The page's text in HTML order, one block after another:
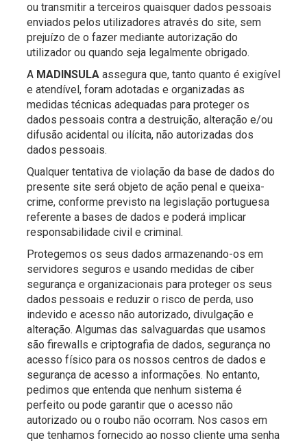
ou transmitir a terceiros quaisquer dados pessoais
enviados pelos utilizadores através do site, sem
prejuízo de o fazer mediante autorização do
utilizador ou quando seja legalmente obrigado.
A MADINSULAassegura que, tanto quanto é exigível
e atendível, foram adotadas e organizadas as
medidas técnicas adequadas para proteger os
dados pessoais contra a destruição, alteração e/ou
difusão acidental ou ilícita, não autorizadas dos
dados pessoais.
Qualquer tentativa de violação da base de dados do
presente site será objeto de ação penal e queixa-
crime, conforme previsto na legislação portuguesa
referente a bases de dados e poderá implicar
responsabilidade civil e criminal.
Protegemos os seus dados armazenando-os em
servidores seguros e usando medidas de ciber
segurança e organizacionais para proteger os seus
dados pessoais e reduzir o risco de perda, uso
indevido e acesso não autorizado, divulgação e
alteração. Algumas das salvaguardas que usamos
são firewalls e criptografia de dados, segurança no
acesso físico para os nossos centros de dados e
segurança de acesso a informações. No entanto,
pedimos que entenda que nenhum sistema é
perfeito ou pode garantir que o acesso não
autorizado ou o roubo não ocorram. Nos casos em
que tenhamos fornecido ao nosso cliente uma senha